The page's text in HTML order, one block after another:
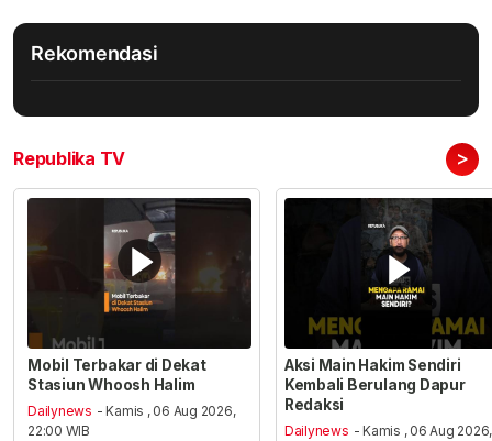
Rekomendasi
Republika TV >
Mobil Terbakar di Dekat
Stasiun Whoosh Halim
Dailynews - Kamis , 06 Aug 2026,
22:00 WIB
Aksi Main Hakim Sendiri
Kembali Berulang Dapur
Redaksi
Dailynews - Kamis , 06 Aug 2026,